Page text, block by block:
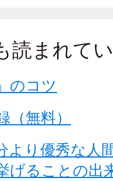
読まれて
のコツ
無料）
より優秀な人
げることの出